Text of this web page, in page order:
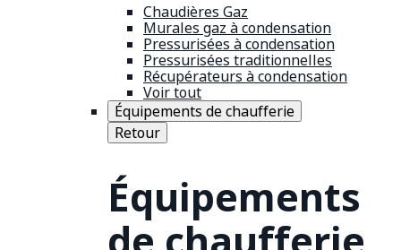
Chaudières Gaz
Murales gaz à condensation
Pressurisées à condensation
Pressurisées traditionnelles
Récupérateurs à condensation
Voir tout
Équipements de chaufferie
Retour
Équipements